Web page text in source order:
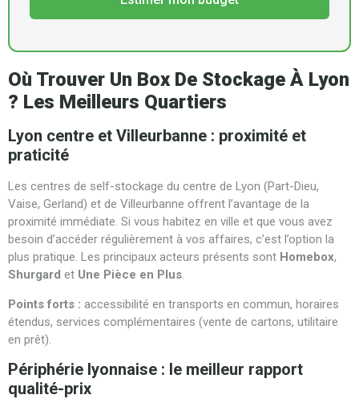
Où Trouver Un Box De Stockage À Lyon
? Les Meilleurs Quartiers
Lyon centre et Villeurbanne : proximité et
praticité
Les centres de self-stockage du centre de Lyon (Part-Dieu,
Vaise, Gerland) et de Villeurbanne offrent l’avantage de la
proximité immédiate. Si vous habitez en ville et que vous avez
besoin d’accéder régulièrement à vos affaires, c’est l’option la
plus pratique. Les principaux acteurs présents sont Homebox,
Shurgard et Une Pièce en Plus.
Points forts : accessibilité en transports en commun, horaires
étendus, services complémentaires (vente de cartons, utilitaire
en prêt).
Périphérie lyonnaise : le meilleur rapport
qualité-prix